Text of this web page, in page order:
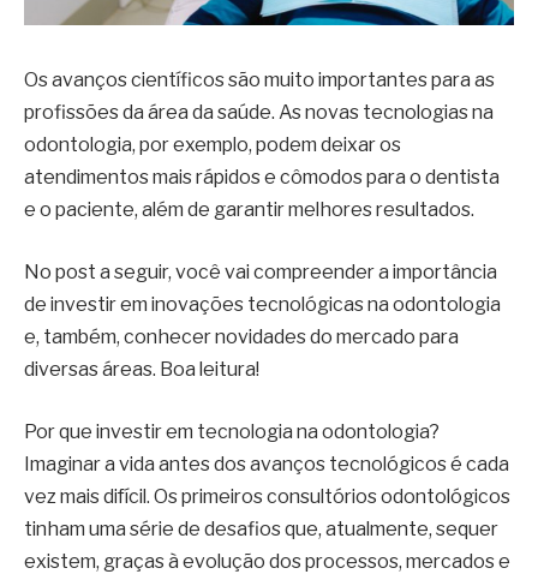
Os avanços científicos são muito importantes para as
profissões da área da saúde. As novas tecnologias na
odontologia, por exemplo, podem deixar os
atendimentos mais rápidos e cômodos para o dentista
e o paciente, além de garantir melhores resultados.
No post a seguir, você vai compreender a importância
de investir em inovações tecnológicas na odontologia
e, também, conhecer novidades do mercado para
diversas áreas. Boa leitura!
Por que investir em tecnologia na odontologia?
Imaginar a vida antes dos avanços tecnológicos é cada
vez mais difícil. Os primeiros consultórios odontológicos
tinham uma série de desafios que, atualmente, sequer
existem, graças à evolução dos processos, mercados e